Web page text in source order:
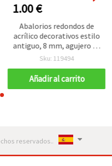
1.00 €
Abalorios redondos de
acrílico decorativos estilo
antiguo, 8 mm, agujero de
2 mm, color marrón – 50 g
Sku: 119494
Añadir al carrito
reservados..